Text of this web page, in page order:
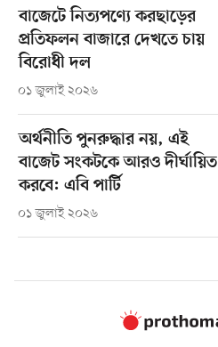
বাজেটে নিত্যপণ্যে করছাড়ের
প্রতিফলন বাজারে দেখতে চায়
বিরোধী দল
০১ জুলাই ২০২৬
অর্থনীতি পুনরুদ্ধার নয়, এই
বাজেট সংকটকে আরও দীর্ঘায়িত
করবে: এবি পার্টি
০১ জুলাই ২০২৬